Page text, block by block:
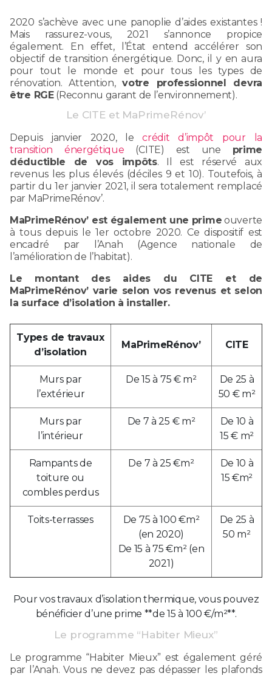
2020 s’achève avec une panoplie d’aides existantes !
Mais rassurez-vous, 2021 s’annonce propice
également. En effet, l’État entend accélérer son
objectif de transition énergétique. Donc, il y en aura
pour tout le monde et pour tous les types de
rénovation. Attention,votre professionnel devra
être RGE(Reconnu garant de l’environnement).
Le CITE et MaPrimeRénov’
Depuis janvier 2020, lecrédit d’impôt pour la
transition énergétique (CITE) est une prime
déductible de vos impôts. Il est réservé aux
revenus les plus élevés (déciles 9 et 10). Toutefois, à
partir du 1er janvier 2021, il sera totalement remplacé
par MaPrimeRénov’.
MaPrimeRénov’ est également une prime ouverte
à tous depuis le 1er octobre 2020. Ce dispositif est
encadré par l’Anah (Agence nationale de
l’amélioration de l’habitat).
Le montant des aides du CITE et de
MaPrimeRénov’ varie selon vos revenus et selon
la surface d’isolation à installer.
Types de travaux
d’isolation
MaPrimeRénov’ CITE
Murs par
l’extérieur
De 15 à 75 € m²
De 25 à
50 € m²
Murs par
l’intérieur
De 7 à 25 € m²
De 10 à
15 € m²
Rampants de
toiture ou
combles perdus
De 7 à 25 €m²
De 10 à
15 €m²
Toits-terrasses
De 75 à 100 €m²
(en 2020)
De 15 à 75 €m² (en
2021)
De 25 à
50 m²
Pour vos travaux d’isolation thermique, vous pouvez
bénéficier d’une prime **de 15 à 100 €/m²**.
Le programme “Habiter Mieux”
Le programme “Habiter Mieux” est également géré
par l’Anah. Vous ne devez pas dépasser les plafonds